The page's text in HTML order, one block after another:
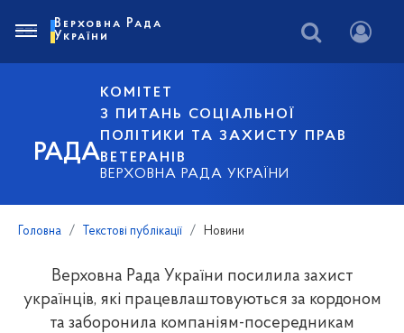
РАДА
КОМІТЕТ
З ПИТАНЬ СОЦІАЛЬНОЇ
ПОЛІТИКИ ТА ЗАХИСТУ ПРАВ
ВЕТЕРАНІВ
ВЕРХОВНА РАДА УКРАЇНИ
Верховна Рада
України
Головна Текстові публікації Новини
Верховна Рада України посилила захист
українців, які працевлаштовуються за кордоном
та заборонила компаніям-посередникам